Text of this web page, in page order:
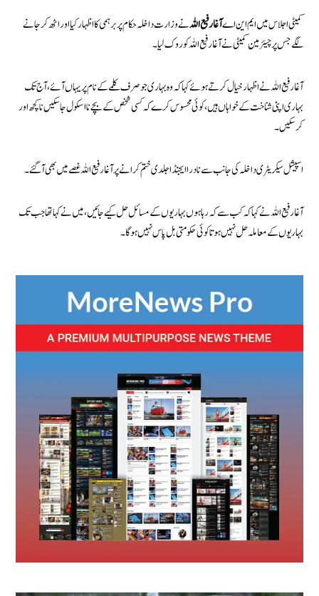
کمیٹی اجلاس میں ایم این اےآغا رفیع اللہنے وزارت داخلہ حکام پر برہمی کا اظہار کیا اور اٹھ کر جانے
لگے جس پر چیئرمین کمیٹی نے آغا رفیع اللہ کو روک لیا۔
آغا رفیع اللہ نے اظہار خیال کرتے ہوئے کہا کہ وہ بہاری جو صرف کلمے کے نام پر یہاں آئے، آج تک
بہاری اپنی شناخت کے خواہاں ہیں، کوئی محسوس کرے کہ کسی شخص کے بچے نا اسکول جا سکیں نا کچھ اور
کر سکیں۔
اسپیشل سیکریٹری داخلہ کی جانب سے نادرا ایجنڈا جلدی ختم کرانے پر آغا رفیع اللہ غصے میں بھی آگئے۔
آغا رفیع اللہ نے کہا کہ کب سے کہ رہا ہوں بہاریوں کے مسائل حل کیے جائیں، میں نے کہا تھا جب تک
بہاریوں کے معاملہ حل نہیں ہوتا کوئی حکومتی بل پاس نہیں ہوگا۔